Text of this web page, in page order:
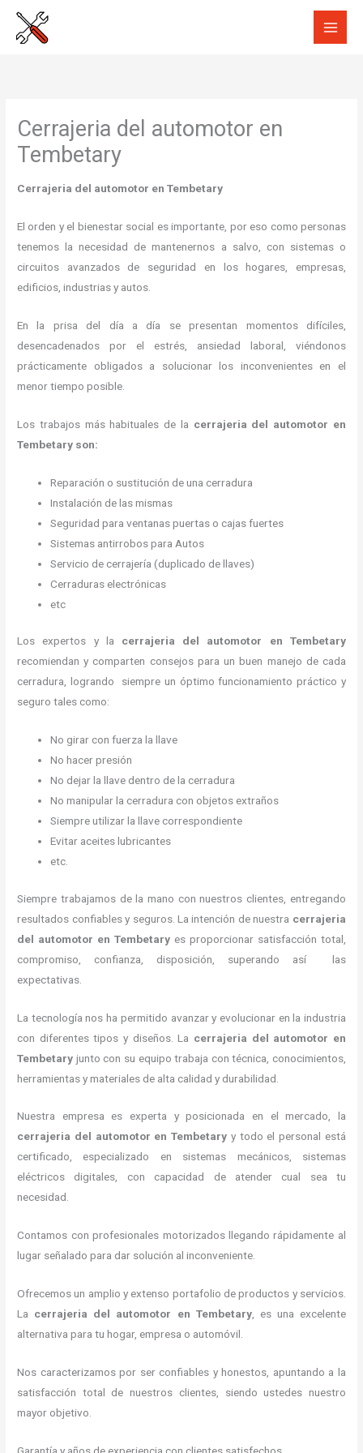
Cerrajeria del automotor en
Tembetary
Cerrajeria del automotor en Tembetary
El orden y el bienestar social es importante, por eso como personas
tenemos la necesidad de mantenernos a salvo, con sistemas o
circuitos avanzados de seguridad en los hogares, empresas,
edificios, industrias y autos.
En la prisa del día a día se presentan momentos difíciles,
desencadenados por el estrés, ansiedad laboral, viéndonos
prácticamente obligados a solucionar los inconvenientes en el
menor tiempo posible.
Los trabajos más habituales de la cerrajeria del automotor en
Tembetary son:
Reparación o sustitución de una cerradura
Instalación de las mismas
Seguridad para ventanas puertas o cajas fuertes
Sistemas antirrobos para Autos
Servicio de cerrajería (duplicado de llaves)
Cerraduras electrónicas
etc
Los expertos y la cerrajeria del automotor en Tembetary
recomiendan y comparten consejos para un buen manejo de cada
cerradura, logrando siempre un óptimo funcionamiento práctico y
seguro tales como:
No girar con fuerza la llave
No hacer presión
No dejar la llave dentro de la cerradura
No manipular la cerradura con objetos extraños
Siempre utilizar la llave correspondiente
Evitar aceites lubricantes
etc.
Siempre trabajamos de la mano con nuestros clientes, entregando
resultados confiables y seguros. La intención de nuestra cerrajeria
del automotor en Tembetary es proporcionar satisfacción total,
compromiso, confianza, disposición, superando así las
expectativas.
La tecnología nos ha permitido avanzar y evolucionar en la industria
con diferentes tipos y diseños. La cerrajeria del automotor en
Tembetary junto con su equipo trabaja con técnica, conocimientos,
herramientas y materiales de alta calidad y durabilidad.
Nuestra empresa es experta y posicionada en el mercado, la
cerrajeria del automotor en Tembetary y todo el personal está
certificado, especializado en sistemas mecánicos, sistemas
eléctricos digitales, con capacidad de atender cual sea tu
necesidad.
Contamos con profesionales motorizados llegando rápidamente al
lugar señalado para dar solución al inconveniente.
Ofrecemos un amplio y extenso portafolio de productos y servicios.
La cerrajeria del automotor en Tembetary, es una excelente
alternativa para tu hogar, empresa o automóvil.
Nos caracterizamos por ser confiables y honestos, apuntando a la
satisfacción total de nuestros clientes, siendo ustedes nuestro
mayor objetivo.